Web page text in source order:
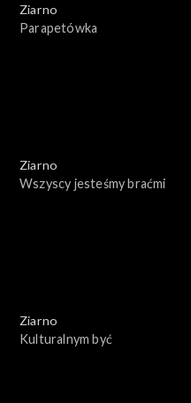
Ziarno
Parapetówka
Ziarno
Wszyscy jesteśmy braćmi
Ziarno
Kulturalnym być